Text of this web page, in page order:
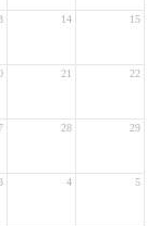
14 15
21 22
28 29
4 5